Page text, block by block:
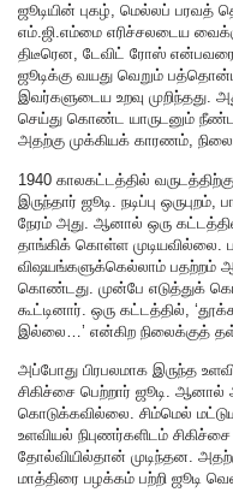
ஜூடியின் புகழ், மெல்லப் பரவத்
எம்.ஜி.எம்மை எரிச்சலடைய
திடீரென, டேவிட் ரோஸ்
ஜூடிக்கு வயது வெறும்
இவர்களுடைய உறவு முறிந்தது.
செய்து கொண்ட யாருடனும் நீண்ட
அதற்கு முக்கியக் காரணம்,
1940 காலகட்டத்தில்
இருந்தார் ஜூடி. நடிப்பு
நேரம் அது. ஆனால் ஒரு
தாங்கிக் கொள்ள முடியவில்லை.
விஷயங்களுக்கெல்லாம் பதற்றம்
கொண்டது. முன்பே எடுத்துக்
கூட்டினார். ஒரு கட்டத்தில்,
இல்லை…’ என்கிற நிலைக்குத்
அப்போது பிரபலமாக இருந்த
சிகிச்சை பெற்றார் ஜூடி.
கொடுக்கவில்லை. சிம்மெல்
உளவியல் நிபுணர்களிடம்
தோல்வியில்தான் முடிந்தன.
மாத்திரை பழக்கம் பற்றி ஜூடி